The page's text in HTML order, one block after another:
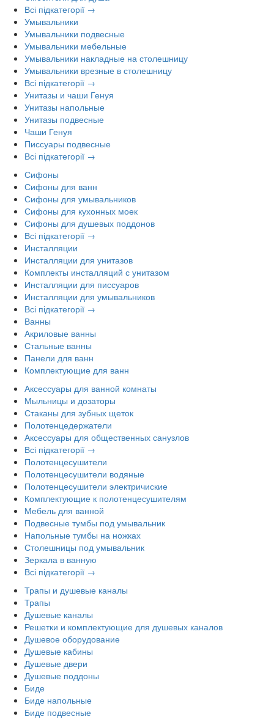
Всі підкатегорії →
Умывальники
Умывальники подвесные
Умывальники мебельные
Умывальники накладные на столешницу
Умывальники врезные в столешницу
Всі підкатегорії →
Унитазы и чаши Генуя
Унитазы напольные
Унитазы подвесные
Чаши Генуя
Писсуары подвесные
Всі підкатегорії →
Сифоны
Сифоны для ванн
Сифоны для умывальников
Сифоны для кухонных моек
Сифоны для душевых поддонов
Всі підкатегорії →
Инсталляции
Инсталляции для унитазов
Комплекты инсталляций с унитазом
Инсталляции для писсуаров
Инсталляции для умывальников
Всі підкатегорії →
Ванны
Акриловые ванны
Стальные ванны
Панели для ванн
Комплектующие для ванн
Аксессуары для ванной комнаты
Мыльницы и дозаторы
Стаканы для зубных щеток
Полотенцедержатели
Аксессуары для общественных санузлов
Всі підкатегорії →
Полотенцесушители
Полотенцесушители водяные
Полотенцесушители электричиские
Комплектующие к полотенцесушителям
Мебель для ванной
Подвесные тумбы под умывальник
Напольные тумбы на ножках
Столешницы под умывальник
Зеркала в ванную
Всі підкатегорії →
Трапы и душевые каналы
Трапы
Душевые каналы
Решетки и комплектующие для душевых каналов
Душевое оборудование
Душевые кабины
Душевые двери
Душевые поддоны
Биде
Биде напольные
Биде подвесные